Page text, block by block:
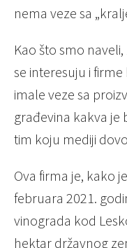
nema veze sa
Kao što smo
se interesuju i
imale veze sa
građevina kakva je
tim koju mediji
Ova firma je, kako
februara 2021.
vinograda kod
hektar državnog